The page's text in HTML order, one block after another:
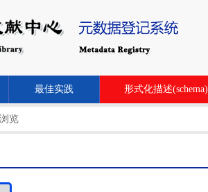
最佳实践 形式化描述(schema)
览